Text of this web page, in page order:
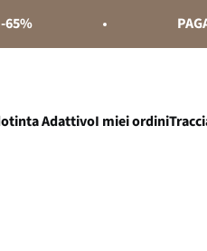
AdattivoI miei ordini